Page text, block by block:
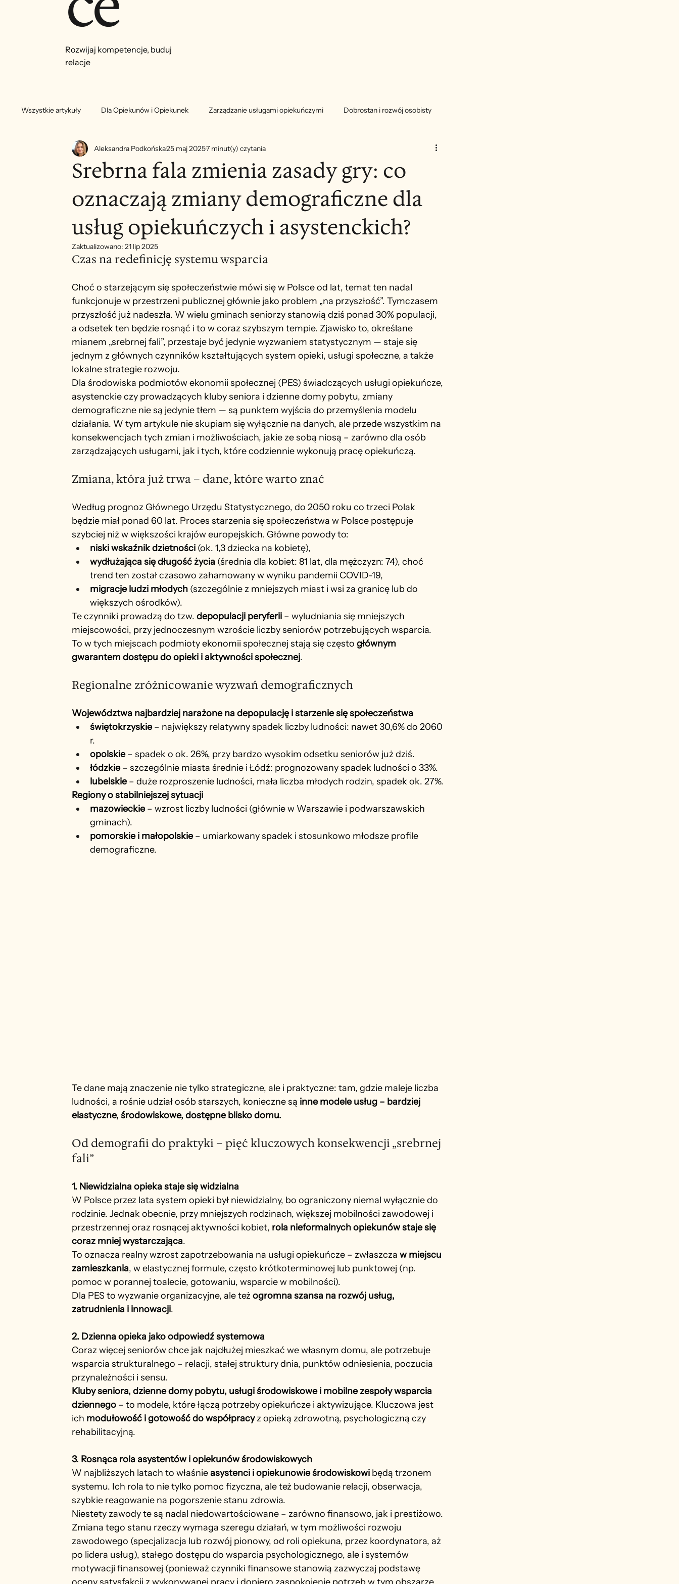
Rozwijaj kompetencje, buduj
relacje
Wszystkie artykuły Dla Opiekunów i Opiekunek Zarządzanie usługami opiekuńczymi Dobrostan i rozwój osobisty
Srebrna fala zmienia zasady gry: co
oznaczają zmiany demograficzne dla
usług opiekuńczych i asystenckich?
Aleksandra Podkońska25 maj 20257 minut(y) czytania
Zaktualizowano: 21 lip 2025
Czas na redefinicję systemu wsparcia
Choć o starzejącym się społeczeństwie mówi się w Polsce od lat, temat ten nadal
funkcjonuje w przestrzeni publicznej głównie jako problem „na przyszłość”. Tymczasem
przyszłość już nadeszła. W wielu gminach seniorzy stanowią dziś ponad 30% populacji,
a odsetek ten będzie rosnąć i to w coraz szybszym tempie. Zjawisko to, określane
mianem „srebrnej fali”, przestaje być jedynie wyzwaniem statystycznym — staje się
jednym z głównych czynników kształtujących system opieki, usługi społeczne, a także
lokalne strategie rozwoju.
Dla środowiska podmiotów ekonomii społecznej (PES) świadczących usługi opiekuńcze,
asystenckie czy prowadzących kluby seniora i dzienne domy pobytu, zmiany
demograficzne nie są jedynie tłem — są punktem wyjścia do przemyślenia modelu
działania. W tym artykule nie skupiam się wyłącznie na danych, ale przede wszystkim na
konsekwencjach tych zmian i możliwościach, jakie ze sobą niosą – zarówno dla osób
zarządzających usługami, jak i tych, które codziennie wykonują pracę opiekuńczą.
Zmiana, która już trwa – dane, które warto znać
Według prognoz Głównego Urzędu Statystycznego, do 2050 roku co trzeci Polak
będzie miał ponad 60 lat. Proces starzenia się społeczeństwa w Polsce postępuje
szybciej niż w większości krajów europejskich. Główne powody to:
niski wskaźnik dzietności (ok. 1,3 dziecka na kobietę),
wydłużająca się długość życia (średnia dla kobiet: 81 lat, dla mężczyzn: 74), choć
trend ten został czasowo zahamowany w wyniku pandemii COVID-19,
migracje ludzi młodych (szczególnie z mniejszych miast i wsi za granicę lub do
większych ośrodków).
Te czynniki prowadzą do tzw. depopulacji peryferii – wyludniania się mniejszych
miejscowości, przy jednoczesnym wzroście liczby seniorów potrzebujących wsparcia.
To w tych miejscach podmioty ekonomii społecznej stają się często głównym
gwarantem dostępu do opieki i aktywności społecznej.
Regionalne zróżnicowanie wyzwań demograficznych
Województwa najbardziej narażone na depopulację i starzenie się społeczeństwa
świętokrzyskie – największy relatywny spadek liczby ludności: nawet 30,6% do 2060
r.
opolskie – spadek o ok. 26%, przy bardzo wysokim odsetku seniorów już dziś.
łódzkie – szczególnie miasta średnie i Łódź: prognozowany spadek ludności o 33%.
lubelskie – duże rozproszenie ludności, mała liczba młodych rodzin, spadek ok. 27%.
Regiony o stabilniejszej sytuacji
mazowieckie – wzrost liczby ludności (głównie w Warszawie i podwarszawskich
gminach).
pomorskie i małopolskie – umiarkowany spadek i stosunkowo młodsze profile
demograficzne.
Te dane mają znaczenie nie tylko strategiczne, ale i praktyczne: tam, gdzie maleje liczba
ludności, a rośnie udział osób starszych, konieczne są inne modele usług – bardziej
elastyczne, środowiskowe, dostępne blisko domu.
Od demografii do praktyki – pięć kluczowych konsekwencji „srebrnej
fali”
1. Niewidzialna opieka staje się widzialna
W Polsce przez lata system opieki był niewidzialny, bo ograniczony niemal wyłącznie do
rodzinie. Jednak obecnie, przy mniejszych rodzinach, większej mobilności zawodowej i
przestrzennej oraz rosnącej aktywności kobiet, rola nieformalnych opiekunów staje się
coraz mniej wystarczająca.
To oznacza realny wzrost zapotrzebowania na usługi opiekuńcze – zwłaszcza w miejscu
zamieszkania, w elastycznej formule, często krótkoterminowej lub punktowej (np.
pomoc w porannej toalecie, gotowaniu, wsparcie w mobilności).
Dla PES to wyzwanie organizacyjne, ale też ogromna szansa na rozwój usług,
zatrudnienia i innowacji.
2. Dzienna opieka jako odpowiedź systemowa
Coraz więcej seniorów chce jak najdłużej mieszkać we własnym domu, ale potrzebuje
wsparcia strukturalnego – relacji, stałej struktury dnia, punktów odniesienia, poczucia
przynależności i sensu.
Kluby seniora, dzienne domy pobytu, usługi środowiskowe i mobilne zespoły wsparcia
dziennego – to modele, które łączą potrzeby opiekuńcze i aktywizujące. Kluczowa jest
ich modułowość i gotowość do współpracy z opieką zdrowotną, psychologiczną czy
rehabilitacyjną.
3. Rosnąca rola asystentów i opiekunów środowiskowych
W najbliższych latach to właśnie asystenci i opiekunowie środowiskowi będą trzonem
systemu. Ich rola to nie tylko pomoc fizyczna, ale też budowanie relacji, obserwacja,
szybkie reagowanie na pogorszenie stanu zdrowia.
Niestety zawody te są nadal niedowartościowane – zarówno finansowo, jak i prestiżowo.
Zmiana tego stanu rzeczy wymaga szeregu działań, w tym możliwości rozwoju
zawodowego (specjalizacja lub rozwój pionowy, od roli opiekuna, przez koordynatora, aż
po lidera usług), stałego dostępu do wsparcia psychologicznego, ale i systemów
motywacji finansowej (ponieważ czynniki finansowe stanowią zazwyczaj podstawę